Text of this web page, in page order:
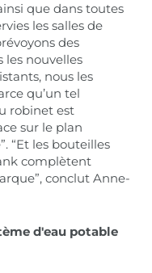
que dans toutes
les salles de
des
les nouvelles
nous les
qu’un tel
robinet est
sur le plan
“Et les bouteilles
complètent
conclut Anne-
d'eau potable